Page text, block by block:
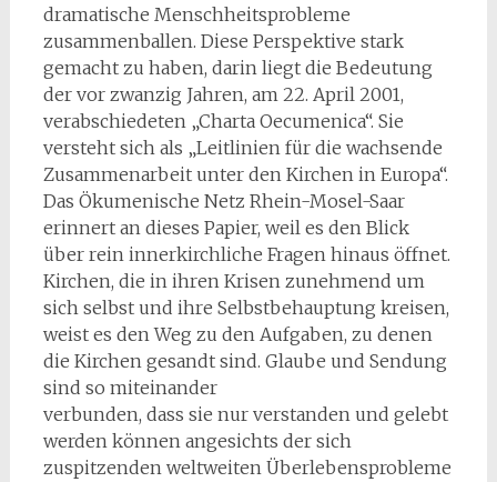
dramatische Menschheitsprobleme
zusammenballen. Diese Perspektive stark
gemacht zu haben, darin liegt die Bedeutung
der vor zwanzig Jahren, am 22. April 2001,
verabschiedeten „Charta Oecumenica“. Sie
versteht sich als „Leitlinien für die wachsende
Zusammenarbeit unter den Kirchen in Europa“.
Das Ökumenische Netz Rhein-Mosel-Saar
erinnert an dieses Papier, weil es den Blick
über rein innerkirchliche Fragen hinaus öffnet.
Kirchen, die in ihren Krisen zunehmend um
sich selbst und ihre Selbstbehauptung kreisen,
weist es den Weg zu den Aufgaben, zu denen
die Kirchen gesandt sind. Glaube und Sendung
sind so miteinander
verbunden, dass sie nur verstanden und gelebt
werden können angesichts der sich
zuspitzenden weltweiten Überlebensprobleme